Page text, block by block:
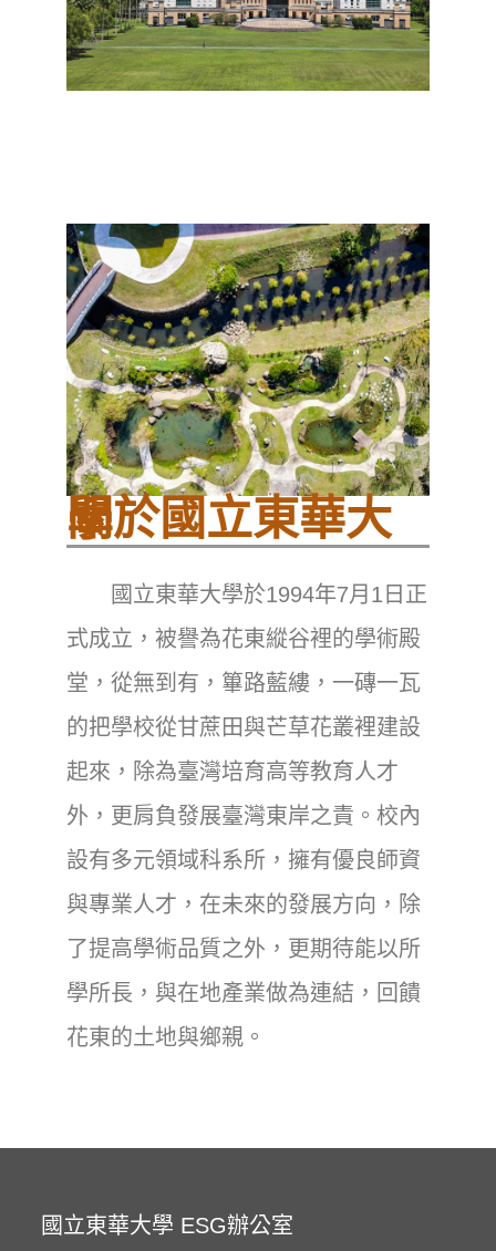
關於國立東華大學
國立東華大學於1994年7月1日正
式成立，被譽為花東縱谷裡的學術殿
堂，從無到有，篳路藍縷，一磚一瓦
的把學校從甘蔗田與芒草花叢裡建設
起來，除為臺灣培育高等教育人才
外，更肩負發展臺灣東岸之責。校內
設有多元領域科系所，擁有優良師資
與專業人才，在未來的發展方向，除
了提高學術品質之外，更期待能以所
學所長，與在地產業做為連結，回饋
花東的土地與鄉親。
國立東華大學 ESG辦公室